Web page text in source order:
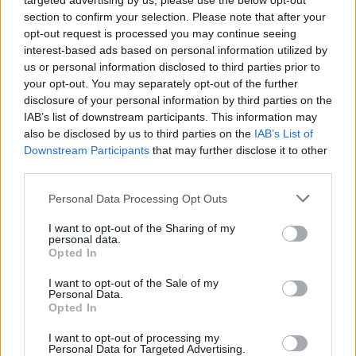
section to confirm your selection. Please note that after your
opt-out request is processed you may continue seeing
interest-based ads based on personal information utilized by
us or personal information disclosed to third parties prior to
your opt-out. You may separately opt-out of the further
disclosure of your personal information by third parties on the
IAB’s list of downstream participants. This information may
also be disclosed by us to third parties on the IAB’s List of
Downstream Participants that may further disclose it to other
Personal Data Processing Opt Outs
I want to opt-out of the Sharing of my
personal data.
Opted In
I want to opt-out of the Sale of my
Personal Data.
Opted In
I want to opt-out of processing my
Personal Data for Targeted Advertising.
Carlisu84
Publicado21 de Octubre del 2024
si no hay nada que veas que lo sujete, muchas veces sale a
pd.- ese pomo es el original?
Responder
Christian1984
25 de Octubre del 2024